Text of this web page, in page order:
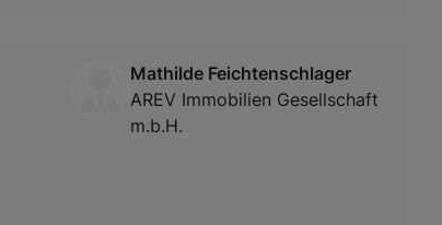
Mathilde Feichtenschlager
AREV Immobilien Gesellschaft
m.b.H.